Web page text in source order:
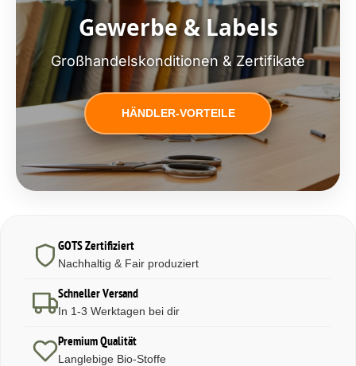
Gewerbe & Labels
Großhandelskonditionen & Zertifikate
HÄNDLER-VORTEILE
GOTS Zertifiziert
Nachhaltig & Fair produziert
Schneller Versand
In 1-3 Werktagen bei dir
Premium Qualität
Langlebige Bio-Stoffe